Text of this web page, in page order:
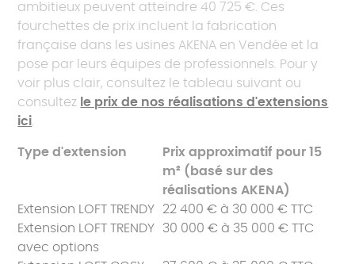
ambitieux peuvent atteindre 40 725 €. Ces
fourchettes de prix incluent la fabrication
française dans les usines AKENA en Vendée et la
pose par leurs équipes de professionnels. Pour y
voir plus clair, consultez le tableau suivant ou
consultez le prix de nos réalisations d'extensions
ici.
Type d'extension
Prix approximatif pour 15
m² (basé sur des
réalisations AKENA)
Extension LOFT TRENDY
22 400 € à 30 000 € TTC
Extension LOFT TRENDY
avec options
30 000 € à 35 000 € TTC